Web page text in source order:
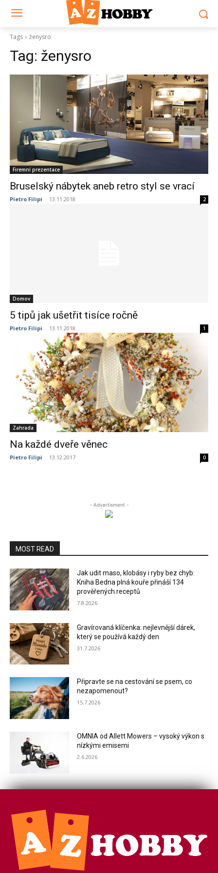
Tags ženysro
Tag: ženysro
Firemní prezentace
Bruselský nábytek aneb retro styl se vrací
Pietro Filipi - 13.11.2018 2
Domov
5 tipů jak ušetřit tisíce ročně
Pietro Filipi - 13.11.2018 1
Zahrada
Na každé dveře věnec
Pietro Filipi - 13.12.2017 0
- Advertisment -
MOST READ
Jak udit maso, klobásy i ryby bez chyb:
Kniha Bedna plná kouře přináší 134
prověřených receptů
7.8.2026
Gravírovaná klíčenka: nejlevnější dárek,
který se používá každý den
31.7.2026
Připravte se na cestování se psem, co
nezapomenout?
15.7.2026
OMNIA od Allett Mowers – vysoký výkon s
nízkými emisemi
2.6.2026